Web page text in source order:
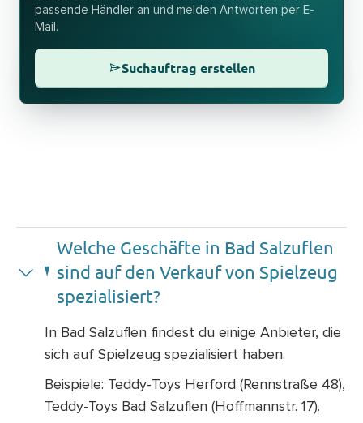
passende Händler an und melden Antworten per E-
Mail.
Suchauftrag erstellen
Welche Geschäfte in Bad Salzuflen
sind auf den Verkauf von Spielzeug
spezialisiert?
In Bad Salzuflen findest du einige Anbieter, die
sich auf Spielzeug spezialisiert haben.
Beispiele: Teddy-Toys Herford (Rennstraße 48),
Teddy-Toys Bad Salzuflen (Hoffmannstr. 17).